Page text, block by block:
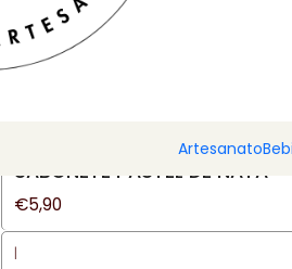
Artesanato
-14%DESCONTO
BOLEIRA/TARTEIRA
SABONETE PASTEL DE NATA
€5,90
|